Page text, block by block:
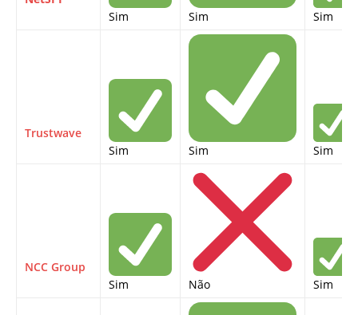
Sim
Sim Sim
Trustwave
Sim
Sim Sim
NCC Group
Sim
Não Sim